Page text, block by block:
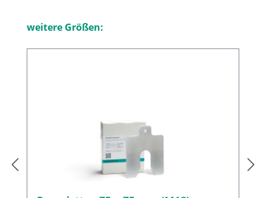
Produktgalerie überspringen
weitere Größen: